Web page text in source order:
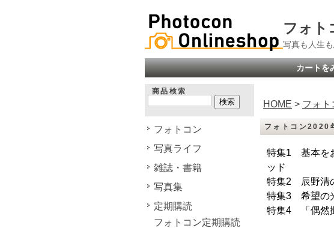
フォト
写真も人生
カートを
商品検索
フォトコン
写真ライフ
雑誌・書籍
写真集
定期購読
フォトコン定期購読
HOME > フォト
フォトコン2020
特集1 基本を
ッド
特集2 辰野清
特集3 希望の
特集4 「偶然